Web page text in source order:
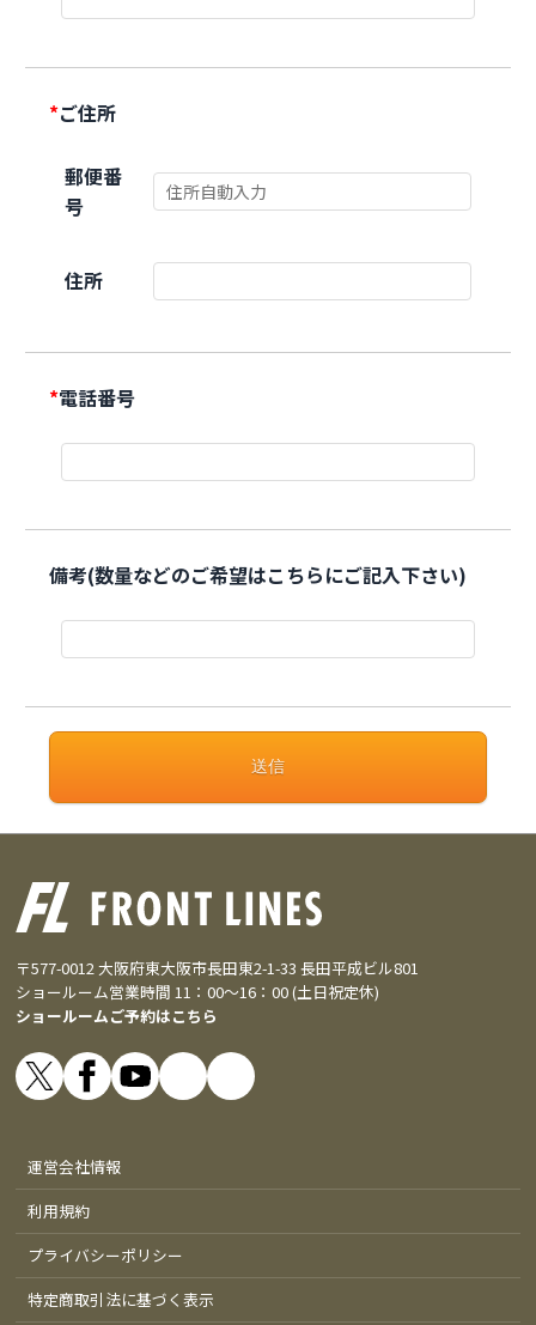
*ご住所
郵便番
号
住所
*電話番号
備考(数量などのご希望はこちらにご記入下さい)
〒577-0012 大阪府東大阪市長田東2-1-33 長田平成ビル801
ショールーム営業時間 11：00～16：00 (土日祝定休)
ショールームご予約はこちら
運営会社情報
利用規約
プライバシーポリシー
特定商取引法に基づく表示